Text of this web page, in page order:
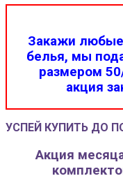
Закажи
белья, мы
размером
акция
УСПЕЙ КУПИТЬ ДО
Акция